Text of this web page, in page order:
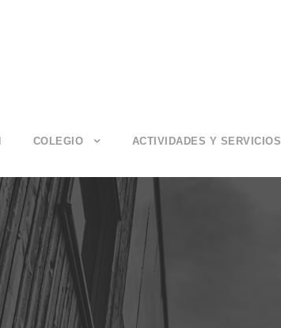
COLEGIO ACTIVIDADES Y SERVICIOS